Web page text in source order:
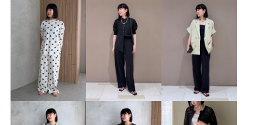
2WAYで使える sheeritem17w Tシャツ
Vネック Wbottoms_pickup お手入れしやすい
きれいに見える アダムエロぺパンツ インソール
ウール オケージョン コットン
コーディネートのアクセント シアー シアー感